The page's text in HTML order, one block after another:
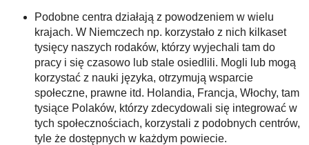
Podobne centra działają z powodzeniem w wielu
krajach. W Niemczech np. korzystało z nich kilkaset
tysięcy naszych rodaków, którzy wyjechali tam do
pracy i się czasowo lub stale osiedlili. Mogli lub mogą
korzystać z nauki języka, otrzymują wsparcie
społeczne, prawne itd. Holandia, Francja, Włochy, tam
tysiące Polaków, którzy zdecydowali się integrować w
tych społecznościach, korzystali z podobnych centrów,
tyle że dostępnych w każdym powiecie.